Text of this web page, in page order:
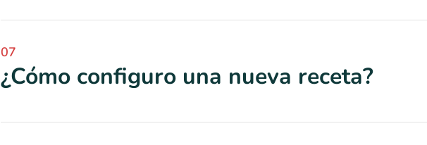
07
¿Cómo configuro una nueva receta?